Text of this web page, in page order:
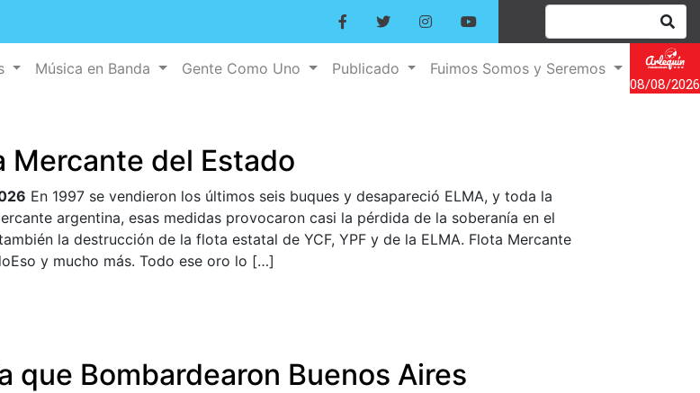
Música en Banda Gente Como Uno Publicado
Fuimos Somos y Seremos
08/08/2026
Mercante del Estado
En 1997 se vendieron los últimos seis buques y desapareció ELMA, y toda la
argentina, esas medidas provocaron casi la pérdida de la soberanía en el
la destrucción de la flota estatal de YCF, YPF y de la ELMA. Flota Mercante
y mucho más. Todo ese oro lo […]
que Bombardearon Buenos Aires